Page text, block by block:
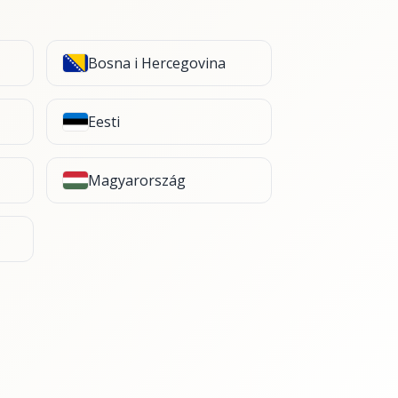
Bosna i Hercegovina
Eesti
Magyarország